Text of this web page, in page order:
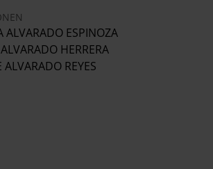
ALVARADO ESPINOZA
HERRERA
REYES